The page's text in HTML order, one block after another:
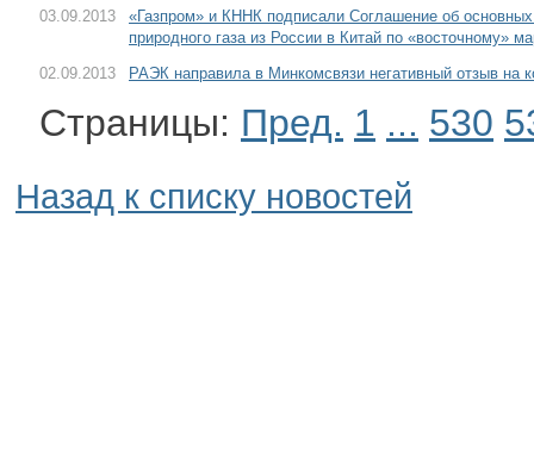
03.09.2013
«Газпром» и КННК подписали Соглашение об
природного газа из России в Китай по «восточному»
02.09.2013
РАЭК направила в Минкомсвязи негативный отзыв на
Страницы: Пред. 1 ... 530
Назад к списку новостей